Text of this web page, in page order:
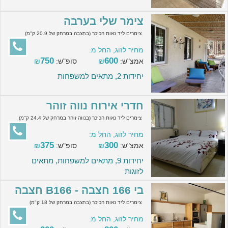
צימר שלי בערבה
צימרים ליד נאות הכיכר (בחצבה במרחק של 20.9 ק"מ)
מחיר לזוג, החל מ:
אמצ"ש:
₪600 סופ"ש: ₪750
יחידות 2, מתאים למשפחות
חדרי אירוח נווה זוהר
צימרים ליד נאות הכיכר (בנווה זוהר במרחק של 24.4 ק"מ)
מחיר לזוג, החל מ:
אמצ"ש:
₪300 סופ"ש: ₪375
יחידות 9, מתאים למשפחות, מתאים
לזוגות
בי 166 חצבה - B166 חצבה
צימרים ליד נאות הכיכר (בחצבה במרחק של 18 ק"מ)
מחיר לזוג, החל מ: